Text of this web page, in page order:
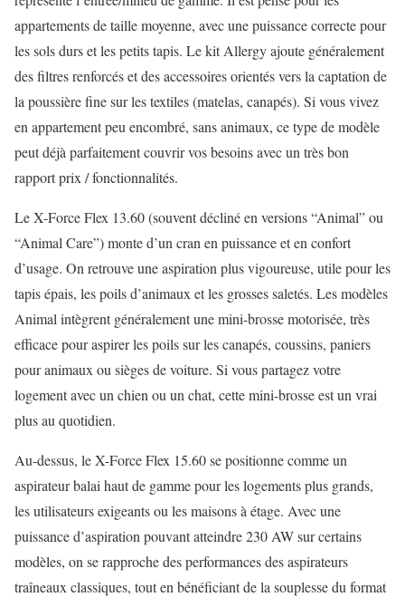
appartements de taille moyenne, avec une puissance correcte pour
les sols durs et les petits tapis. Le kit Allergy ajoute généralement
des filtres renforcés et des accessoires orientés vers la captation de
la poussière fine sur les textiles (matelas, canapés). Si vous vivez
en appartement peu encombré, sans animaux, ce type de modèle
peut déjà parfaitement couvrir vos besoins avec un très bon
rapport prix / fonctionnalités.
Le X-Force Flex 13.60 (souvent décliné en versions “Animal” ou
“Animal Care”) monte d’un cran en puissance et en confort
d’usage. On retrouve une aspiration plus vigoureuse, utile pour les
tapis épais, les poils d’animaux et les grosses saletés. Les modèles
Animal intègrent généralement une mini-brosse motorisée, très
efficace pour aspirer les poils sur les canapés, coussins, paniers
pour animaux ou sièges de voiture. Si vous partagez votre
logement avec un chien ou un chat, cette mini-brosse est un vrai
plus au quotidien.
Au-dessus, le X-Force Flex 15.60 se positionne comme un
aspirateur balai haut de gamme pour les logements plus grands,
les utilisateurs exigeants ou les maisons à étage. Avec une
puissance d’aspiration pouvant atteindre 230 AW sur certains
modèles, on se rapproche des performances des aspirateurs
traîneaux classiques, tout en bénéficiant de la souplesse du format